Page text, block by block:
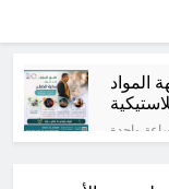
المواد